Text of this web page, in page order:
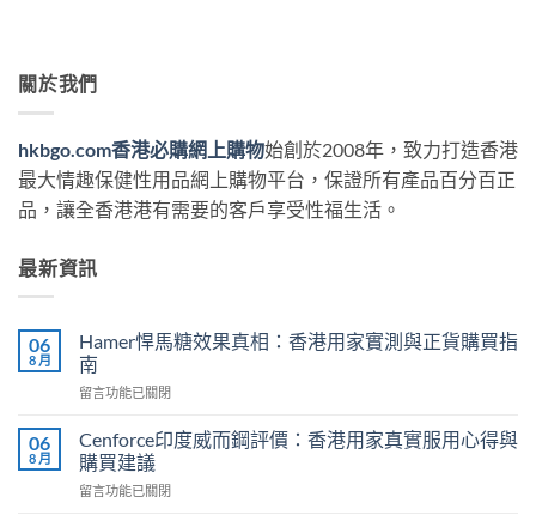
關於我們
hkbgo.com香港必購網上購物始創於2008年，致力打造香港
最大情趣保健性用品網上購物平台，保證所有產品百分百正
品，讓全香港港有需要的客戶享受性福生活。
最新資訊
06
8 月
Hamer悍馬糖效果真相：香港用家實測與正貨購買指
南
在
悍
馬
糖
效
留言功能已關閉
06
8 月
Cenforce印度威而鋼評價：香港用家真實服用心得與
購買建議
在
留言功能已關閉